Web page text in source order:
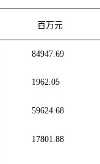
百万元
84947.69
1962.05
59624.68
17801.88